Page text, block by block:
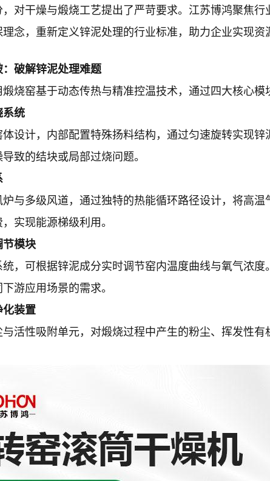
对干燥与煅烧工艺提出了严苛要求。江苏博鸿聚焦行
念，重新定义锌泥处理的行业标准，助力企业实现资
破解锌泥处理难题
烧窑基于动态传热与精准控温技术，通过四大核心
系统
设计，内部配置特殊扬料结构，通过匀速旋转实现
致的结块或局部过烧问题。
与多级风道，通过独特的热能循环路径设计，将高
实现能源梯级利用。
节模块
，可根据锌泥成分实时调节窑内温度曲线与氧气浓
游应用场景的需求。
化装置
活性吸附单元，对煅烧过程中产生的粉尘、挥发性